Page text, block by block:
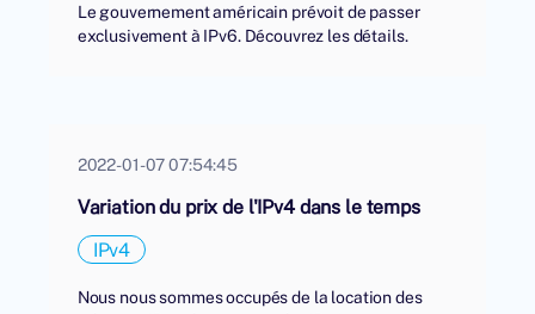
Le gouvernement américain prévoit de passer
exclusivement à IPv6. Découvrez les détails.
2022-01-07 07:54:45
Variation du prix de l'IPv4 dans le temps
IPv4
Nous nous sommes occupés de la location des